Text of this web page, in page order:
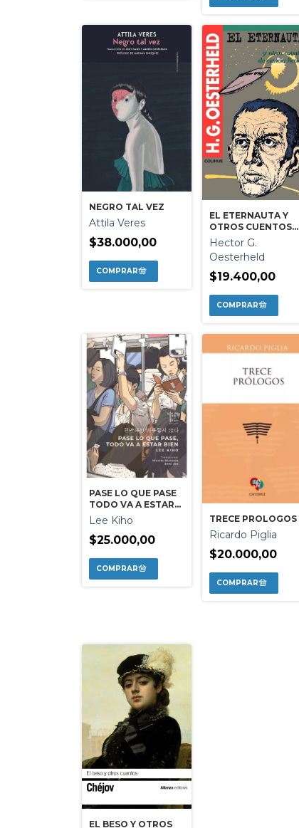
NEGRO TAL VEZ
Attila Veres
$38.000,00
EL ETERNAUTA Y
OTROS CUENTOS
DE CIENCIA FICCION
Hector G.
Oesterheld
$19.400,00
PASE LO QUE PASE
TODO VA A ESTAR
BIEN
Lee Kiho
$25.000,00
TRECE PROLOGOS
Ricardo Piglia
$20.000,00
EL BESO Y OTROS